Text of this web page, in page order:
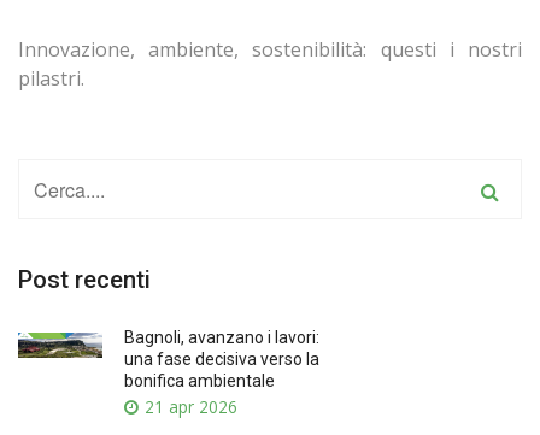
Innovazione, ambiente, sostenibilità: questi i nostri
pilastri.
Post recenti
Bagnoli, avanzano i lavori:
una fase decisiva verso la
bonifica ambientale
21 apr 2026